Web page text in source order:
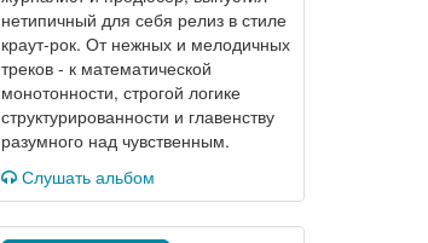
нетипичный для себя релиз в стиле
краут-рок. От нежных и мелодичных
треков - к математической
монотонности, строгой логике
структурированности и главенству
разумного над чувственным.
Слушать альбом